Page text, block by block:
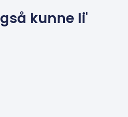
kunne li'